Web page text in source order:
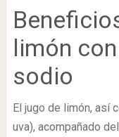
limón
sodio
El jugo de limón, así
uva), acompañado